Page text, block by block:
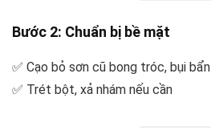
Bước 2: Chuẩn bị bề mặt
✅ Cạo bỏ sơn cũ bong tróc, bụi bẩn
✅ Trét bột, xả nhám nếu cần